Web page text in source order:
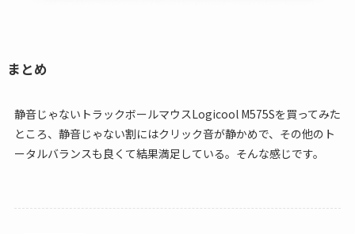
まとめ
静音じゃないトラックボールマウスLogicool M575Sを買ってみた
ところ、静音じゃない割にはクリック音が静かめで、その他のト
ータルバランスも良くて結果満足している。そんな感じです。